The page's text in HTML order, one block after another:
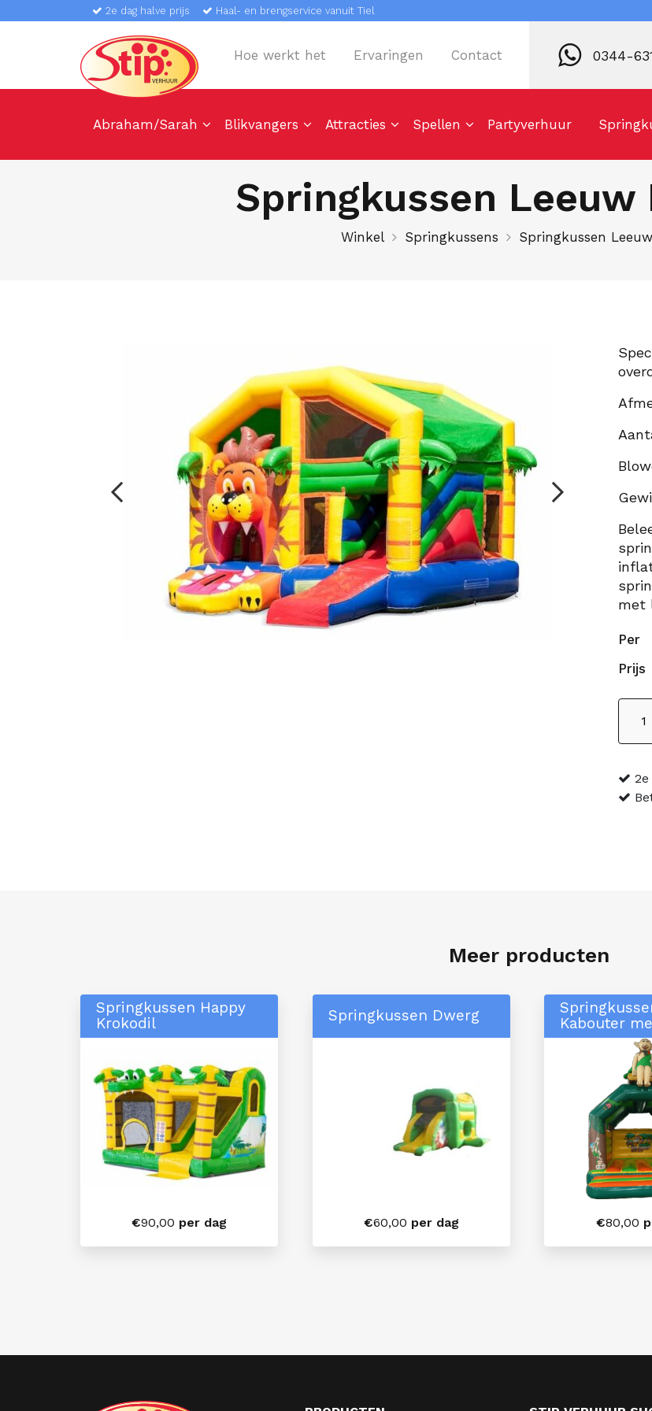
2e dag halve prijs Haal- en brengservice vanuit Tiel
Hoe werkt het Ervaringen Contact 0344-
Abraham/Sarah Blikvangers Attracties Spellen Partyverhuur
Springkussen
Winkel Springkussens Springkussen
met
Per
Prijs
Leeuw
Meer producten
Springkussen Happy
Krokodil
€90,00 per dag
Springkussen Dwerg
€60,00 per dag
Kabouter
€80,00